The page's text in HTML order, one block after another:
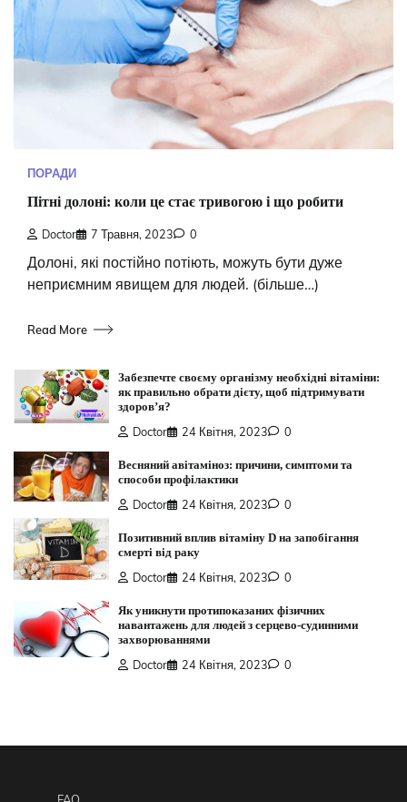
ПОРАДИ
Пітні долоні: коли це стає тривогою і що робити
Doctor 7 Травня, 2023 0
Долоні, які постійно потіють, можуть бути дуже
неприємним явищем для людей. (більше…)
Read More
Забезпечте своєму організму необхідні вітаміни:
як правильно обрати дієту, щоб підтримувати
здоров’я?
Doctor 24 Квітня, 2023 0
Весняний авітаміноз: причини, симптоми та
способи профілактики
Doctor 24 Квітня, 2023 0
Позитивний вплив вітаміну D на запобігання
смерті від раку
Doctor 24 Квітня, 2023 0
Як уникнути протипоказаних фізичних
навантажень для людей з серцево-судинними
захворюваннями
Doctor 24 Квітня, 2023 0